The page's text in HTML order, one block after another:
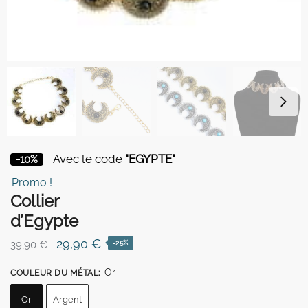
-10% Avec le code "EGYPTE"
Promo !
Collier
d’Egypte
39,90€
Le
initial
était :
29,90 €Le
actuel
-25%
COULEUR DU MÉTAL: Or
Or Argent